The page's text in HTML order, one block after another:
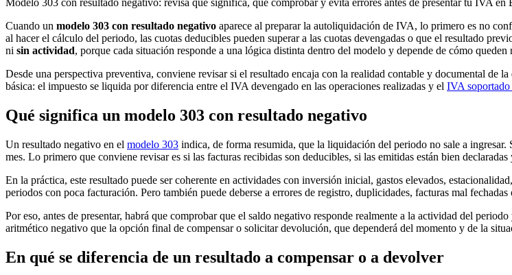
Modelo 303 con resultado negativo: revisa qué significa, qué comprobar y evita errores antes de presentar tu IVA en
Cuando un modelo 303 con resultado negativo aparece al preparar la autoliquidación de IVA, lo primero es no
al hacer el cálculo del periodo, las cuotas deducibles pueden superar a las cuotas devengadas o que el resultado
ni sin actividad, porque cada situación responde a una lógica distinta dentro del modelo y depende de cómo
Desde una perspectiva preventiva, conviene revisar si el resultado encaja con la realidad contable y documental de
básica: el impuesto se liquida por diferencia entre el IVA devengado en las operaciones realizadas y el IVA
Qué significa un modelo 303 con resultado negativo
Un resultado negativo en el modelo 303 indica, de forma resumida, que la liquidación del periodo no sale a
mes. Lo primero que conviene revisar es si las facturas recibidas son deducibles, si las emitidas están bien
En la práctica, este resultado puede ser coherente en actividades con inversión inicial, gastos elevados,
periodos con poca facturación. Pero también puede deberse a errores de registro, duplicidades, facturas mal
Por eso, antes de presentar, habrá que comprobar que el saldo negativo responde realmente a la actividad del
aritmético negativo que la opción final de compensar o solicitar devolución, que dependerá del momento y de la
En qué se diferencia de un resultado a compensar o a devolver